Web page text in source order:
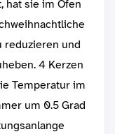
hat sie im Ofen
reduzieren und
4 Kerzen
Temperatur im
um 0.5 Grad